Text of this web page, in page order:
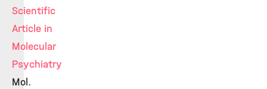
Scientific
Article in
Molecular
Psychiatry
Mol.